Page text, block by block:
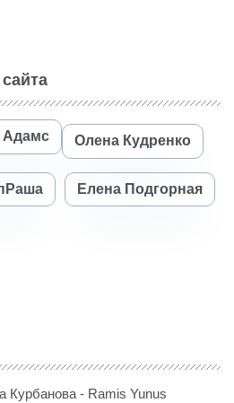
Адамс Олена Кудренко
Елена Подгорная
Курбанова - Ramis Yunus